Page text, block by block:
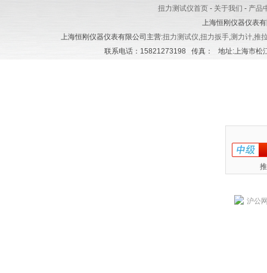
扭力测试仪首页 - 关于我们 - 产品
上海恒刚仪器仪表
上海恒刚仪器仪表有限公司主营:扭力测试仪,扭力扳手,测力计,推
联系电话：15821273198 传真： 地址:上海市
沪公